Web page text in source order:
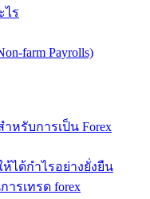
ไร
farm Payrolls)
หรับการเป็น Forex
ได้กำไรอย่างยั่งยืน
รเทรด forex